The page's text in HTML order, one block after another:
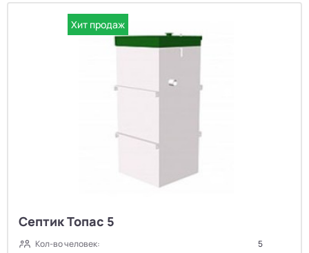
Хит продаж
Септик Топас 5
Кол-во человек:
5